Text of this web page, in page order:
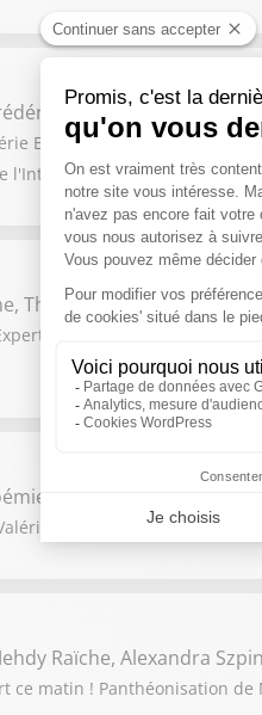
Fougerat , Mehdy
Expert ! Propos
qui refuse de parler
Theo Am Saadi, Arnaud
et ses invités : Jordan
Halioua, Jean
Expert ! La canicule
Raïche, Alexandra
ce matin ! Panthéonisation